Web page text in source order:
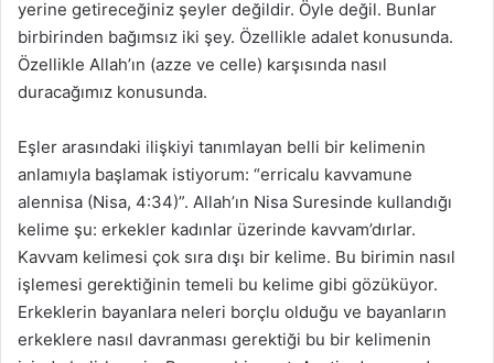
yerine getireceğiniz şeyler değildir. Öyle değil. Bunlar
birbirinden bağımsız iki şey. Özellikle adalet konusunda.
Özellikle Allah’ın (azze ve celle) karşısında nasıl
duracağımız konusunda.
Eşler arasındaki ilişkiyi tanımlayan belli bir kelimenin
anlamıyla başlamak istiyorum: “erricalu kavvamune
alennisa (Nisa, 4:34)”. Allah’ın Nisa Suresinde kullandığı
kelime şu: erkekler kadınlar üzerinde kavvam’dırlar.
Kavvam kelimesi çok sıra dışı bir kelime. Bu birimin nasıl
işlemesi gerektiğinin temeli bu kelime gibi gözüküyor.
Erkeklerin bayanlara neleri borçlu olduğu ve bayanların
erkeklere nasıl davranması gerektiği bu bir kelimenin